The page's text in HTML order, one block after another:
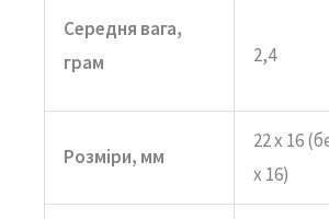
Середня вага,
грам
2,4
Розміри, мм
22 х 16
х 16)